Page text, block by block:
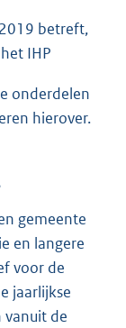
betreft,
IHP
onderdelen
hierover.
gemeente
en langere
voor de
jaarlijkse
vanuit de